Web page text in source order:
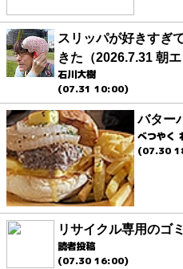
スリッパが好きすぎ
きた（2026.7.31 朝
石川大樹
(07.31 10:00)
バター
べつやく
(07.30
リサイクル専用のゴ
読者投稿
(07.30 16:00)